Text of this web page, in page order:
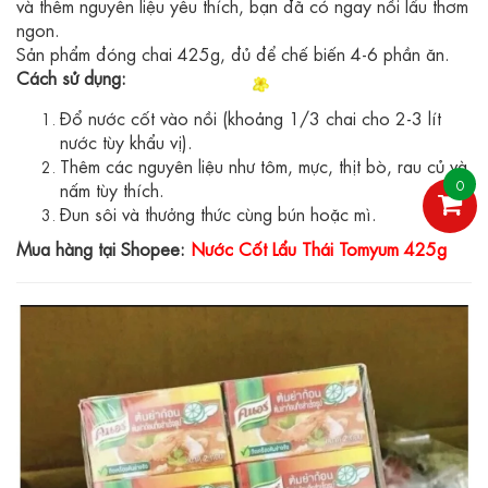
và thêm nguyên liệu yêu thích, bạn đã có ngay nồi lẩu thơm
ngon.
Sản phẩm đóng chai 425g, đủ để chế biến 4-6 phần ăn.
Cách sử dụng:
Đổ nước cốt vào nồi (khoảng 1/3 chai cho 2-3 lít
nước tùy khẩu vị).
Thêm các nguyên liệu như tôm, mực, thịt bò, rau củ và
nấm tùy thích.
Đun sôi và thưởng thức cùng bún hoặc mì.
Mua hàng tại Shopee: Nước Cốt Lẩu Thái Tomyum 425g
0